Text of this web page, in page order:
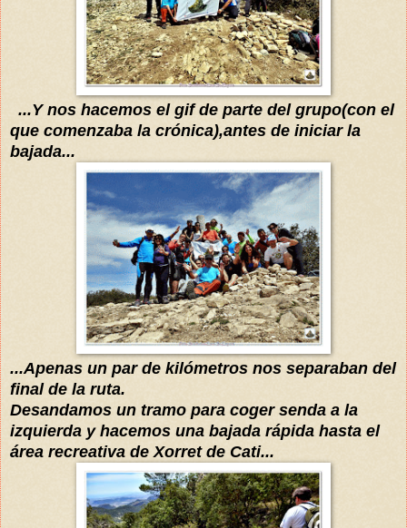
...Y nos hacemos el gif de parte del grupo(con el
que comenzaba la crónica),antes de iniciarla
bajada...
...Apenas un par de kilómetros nos separaban del
final de la ruta.
Desandamos un tramo para coger senda a la
izquierda y hacemos una bajada rápida hasta el
área recreativa de Xorret de Cati...